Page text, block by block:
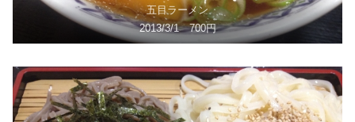
五目ラーメン
2013/3/1 700円